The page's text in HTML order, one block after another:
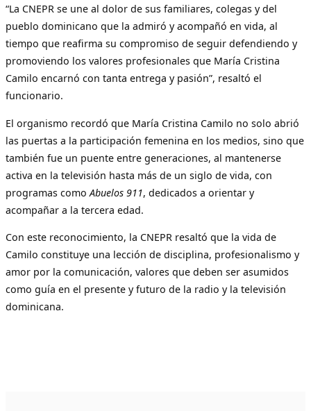
“La CNEPR se une al dolor de sus familiares, colegas y del
pueblo dominicano que la admiró y acompañó en vida, al
tiempo que reafirma su compromiso de seguir defendiendo y
promoviendo los valores profesionales que María Cristina
Camilo encarnó con tanta entrega y pasión”, resaltó el
funcionario.
El organismo recordó que María Cristina Camilo no solo abrió
las puertas a la participación femenina en los medios, sino que
también fue un puente entre generaciones, al mantenerse
activa en la televisión hasta más de un siglo de vida, con
programas como Abuelos 911, dedicados a orientar y
acompañar a la tercera edad.
Con este reconocimiento, la CNEPR resaltó que la vida de
Camilo constituye una lección de disciplina, profesionalismo y
amor por la comunicación, valores que deben ser asumidos
como guía en el presente y futuro de la radio y la televisión
dominicana.